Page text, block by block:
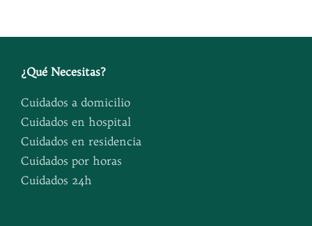
¿Qué Necesitas?
Cuidados a domicilio
Cuidados en hospital
Cuidados en residencia
Cuidados por horas
Cuidados 24h